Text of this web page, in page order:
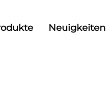
Neuigkeiten